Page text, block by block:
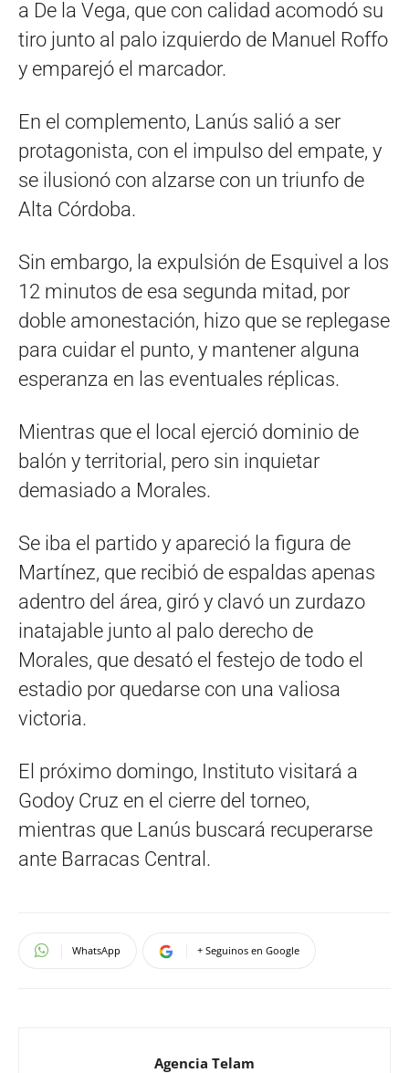
a De la Vega, que con calidad acomodó su
tiro junto al palo izquierdo de Manuel Roffo
y emparejó el marcador.
En el complemento, Lanús salió a ser
protagonista, con el impulso del empate, y
se ilusionó con alzarse con un triunfo de
Alta Córdoba.
Sin embargo, la expulsión de Esquivel a los
12 minutos de esa segunda mitad, por
doble amonestación, hizo que se replegase
para cuidar el punto, y mantener alguna
esperanza en las eventuales réplicas.
Mientras que el local ejerció dominio de
balón y territorial, pero sin inquietar
demasiado a Morales.
Se iba el partido y apareció la figura de
Martínez, que recibió de espaldas apenas
adentro del área, giró y clavó un zurdazo
inatajable junto al palo derecho de
Morales, que desató el festejo de todo el
estadio por quedarse con una valiosa
victoria.
El próximo domingo, Instituto visitará a
Godoy Cruz en el cierre del torneo,
mientras que Lanús buscará recuperarse
ante Barracas Central.
WhatsApp + Seguinos en Google
Agencia Telam